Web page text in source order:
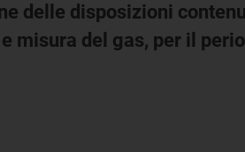
delle disposizioni
misura del gas, per il